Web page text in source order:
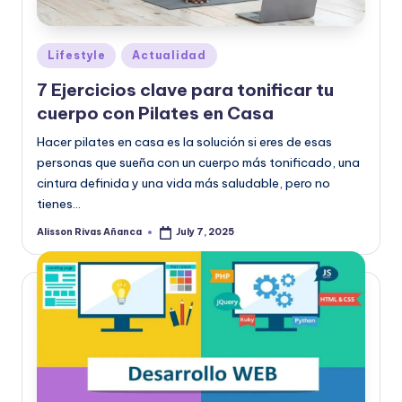
T
e
c
n
o
o
g
í
Posted
in
Lifestyle Actualidad
7 Ejercicios clave para tonificar tu
cuerpo con Pilates en Casa
Hacer pilates en casa es la solución si eres de esas
personas que sueña con un cuerpo más tonificado, una
cintura definida y una vida más saludable, pero no
tienes…
Posted
Alisson Rivas Añanca July 7, 2025